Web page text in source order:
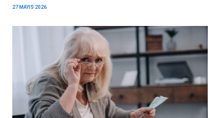
27 MAYIS 2026